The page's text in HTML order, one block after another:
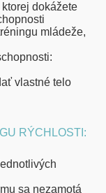
dokážete
mládeže,
vlastné telo
RÝCHLOSTI:
sa nezamotá